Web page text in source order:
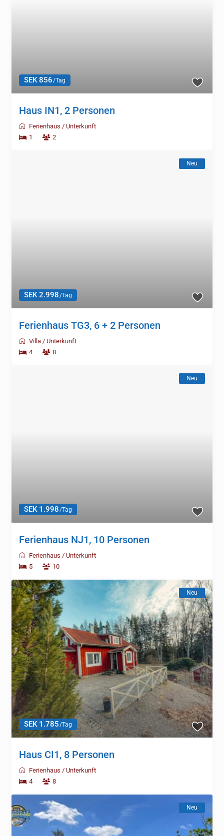
SEK 856/Tag
Haus IN1, 2 Personen
Ferienhaus /Unterkunft
1
2
SEK 2.998/Tag
Neu
Ferienhaus TG3, 6 + 2 Personen
Villa /Unterkunft
4
8
SEK 1.998/Tag
Neu
Ferienhaus NJ1, 10 Personen
Ferienhaus /Unterkunft
5
10
SEK 1.785/Tag
Neu
Haus CI1, 8 Personen
Ferienhaus /Unterkunft
4
8
Neu